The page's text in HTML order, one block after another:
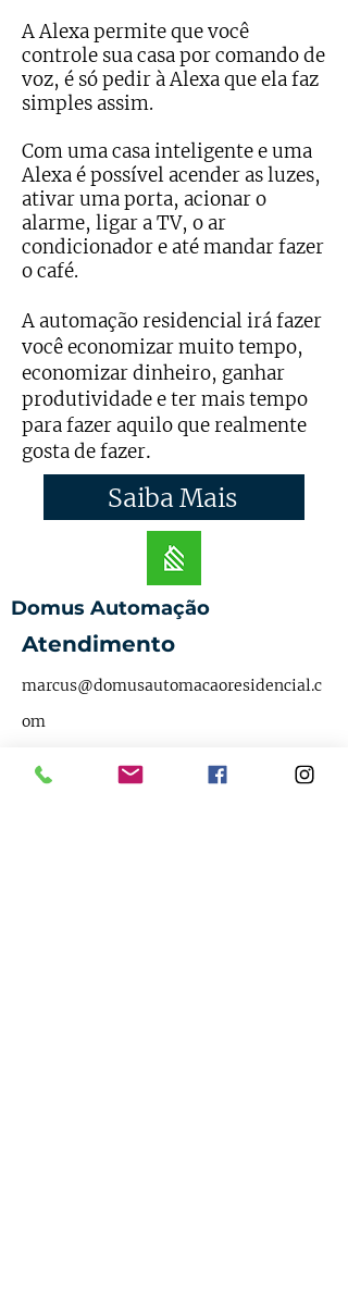
A Alexa permite que você
controle sua casa por comando de
voz, é só pedir à Alexa que ela faz
simples assim.
Com uma casa inteligente e uma
Alexa é possível acender as luzes,
ativar uma porta, acionar o
alarme, ligar a TV, o ar
condicionador e até mandar fazer
o café.
A automação residencial irá fazer
você economizar muito tempo,
economizar dinheiro, ganhar
produtividade e ter mais tempo
para fazer aquilo que realmente
gosta de fazer.
Saiba Mais
Domus Automação
Atendimento
marcus@domusautomacaoresidencial.c
om